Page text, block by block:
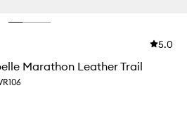
5.0
Marathon Leather Trail